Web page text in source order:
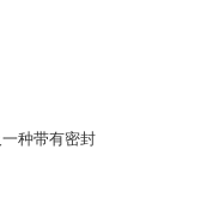
种带有密封